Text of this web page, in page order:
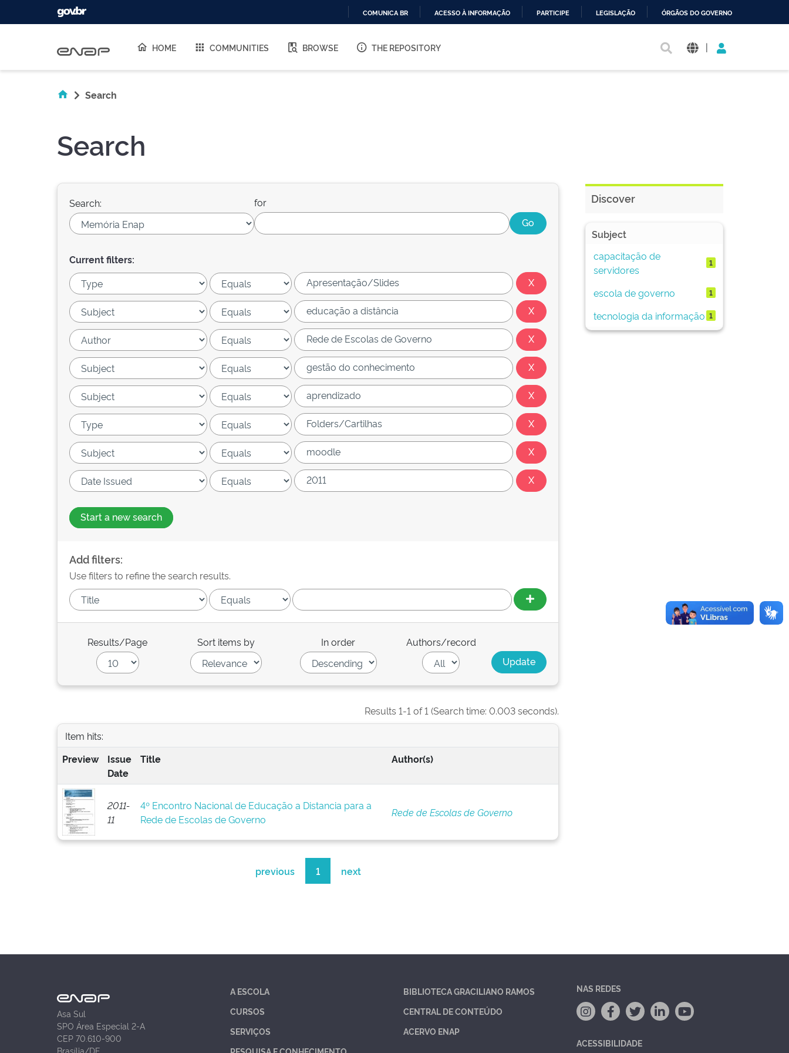
O
COMUNICA BR ACESSO À INFORMAÇÃO PARTICIPE LEGISLAÇÃO ÓRGÃOS DO GOVERNO
HOME COMMUNITIES BROWSE THE REPOSITORY |
Search
Search
Search: for
Current filters:
Start a new search
Add filters:
Use filters to refine the search results.
Results/Page Sort items by In order Authors/record
Results 1-1 of 1 (Search time: 0.003 seconds).
Item hits:
Preview
Issue
Date
Title Author(s)
2011-
11
4º Encontro Nacional de Educação a Distancia para a
Rede de Escolas de Governo
Rede de Escolas de Governo
previous 1 next
Discover
Subject
capacitação de
servidores
1
escola de governo 1
tecnologia da informação 1
Asa Sul
SPO Área Especial 2-A
CEP 70.610-900
Brasília/DF
A ESCOLA
CURSOS
SERVIÇOS
BIBLIOTECA GRACILIANO RAMOS
CENTRAL DE CONTEÚDO
ACERVO ENAP
NAS REDES
ACESSIBILIDADE